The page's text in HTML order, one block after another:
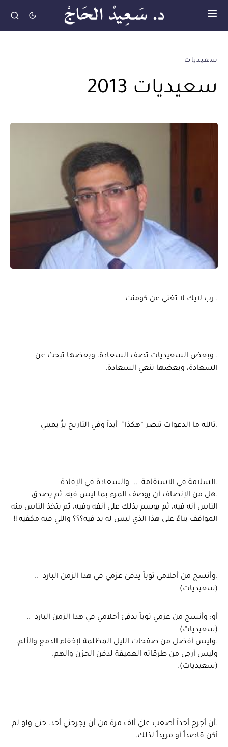
سعيديات
سعيديات 2013
. رب لايك لا تغني عن كومنت
. وبعض السعيديات تصف السعادة، وبعضها تبحث عن
السعادة، وبعضها تنعي السعادة.
.تالله ما الدعوات تنصر “هكذا” أبداً وفي التاريخ برُّ يميني
.السلامة في الاستقامة .. والسعادة في الإفادة
.هل من الإنصاف أن يوصف المرء بما ليس فيه، ثم يصدق
الناس أنه فيه، ثم يوسم بذلك على أنفه وفيه، ثم يتخذ الناس منه
المواقف بناءً على هذا الذي ليس له يد فيه؟؟؟ واللي فيه مكفيه !!
.وأنسج من أحلامي ثوباً يدفئ عزمي في هذا الزمن البارد ..
(سعيديات)
أو: وأنسج من عزمي ثوباً يدفئ أحلامي في هذا الزمن البارد ..
(سعيديات)
.وليس أفضل من صفحات الليل المظلمة لإخفاء الدمع والألم،
وليس أرجى من طرقاته العميقة لدفن الحزن والهم.
(سعيديات).
.أن أجرح أحداً أصعب عليَّ ألف مرة من أن يجرحني أحد، حتى ولو لم
أكن قاصداً أو مريداً لذلك.